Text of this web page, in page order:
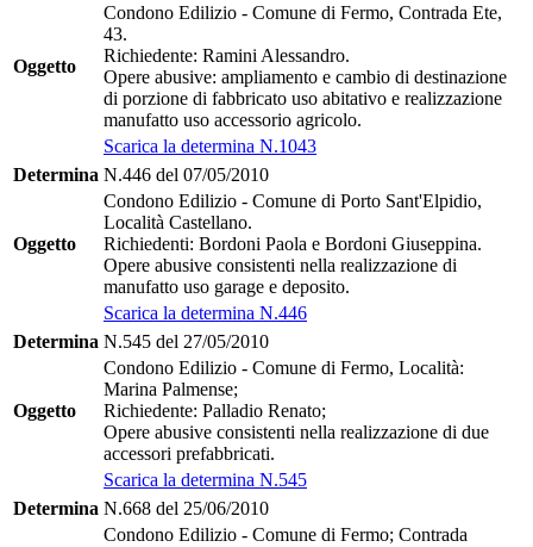
Oggetto
Condono Edilizio - Comune di Fermo, Contrada Ete,
43.
Richiedente: Ramini Alessandro.
Opere abusive: ampliamento e cambio di destinazione
di porzione di fabbricato uso abitativo e realizzazione
manufatto uso accessorio agricolo.
Scarica la determina N.1043
Determina N.446 del 07/05/2010
Oggetto
Condono Edilizio - Comune di Porto Sant'Elpidio,
Località Castellano.
Richiedenti: Bordoni Paola e Bordoni Giuseppina.
Opere abusive consistenti nella realizzazione di
manufatto uso garage e deposito.
Scarica la determina N.446
Determina N.545 del 27/05/2010
Oggetto
Condono Edilizio - Comune di Fermo, Località:
Marina Palmense;
Richiedente: Palladio Renato;
Opere abusive consistenti nella realizzazione di due
accessori prefabbricati.
Scarica la determina N.545
Determina N.668 del 25/06/2010
Condono Edilizio - Comune di Fermo; Contrada